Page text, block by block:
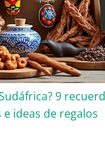
9
ideas de regalos